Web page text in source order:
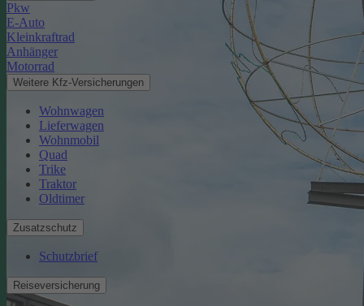
Pkw
E-Auto
Kleinkraftrad
Anhänger
Motorrad
Weitere Kfz-Versicherungen
Wohnwagen
Lieferwagen
Wohnmobil
Quad
Trike
Traktor
Oldtimer
Zusatzschutz
Schutzbrief
Reiseversicherung